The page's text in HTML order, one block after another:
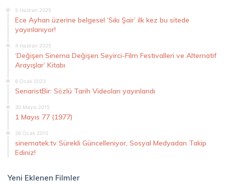
5 Haziran 2025
Ece Ayhan üzerine belgesel ‘Sıkı Şair’ ilk kez bu sitede
yayınlanıyor!
4 Haziran 2025
‘Değişen Sinema Değişen Seyirci-Film Festivalleri ve Alternatif
Arayışlar’ Kitabı
6 Ocak 2023
SenaristBir: Sözlü Tarih Videoları yayınlandı
30 Mayıs 2015
1 Mayıs 77 (1977)
26 Ocak 2015
sinematek.tv Sürekli Güncelleniyor, Sosyal Medyadan Takip
Ediniz!
Yeni Eklenen Filmler